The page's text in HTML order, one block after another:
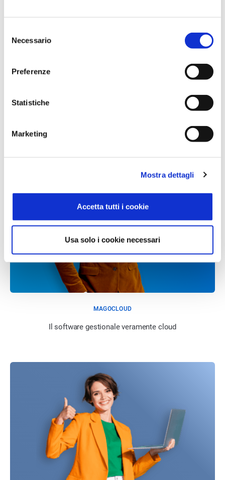
delNecessario
Preferenze
Statistiche
Marketing
Mostra dettagli
Accetta tutti i cookie
Usa solo i cookie necessari
Un solo ERP per tutte le esigenze aziendali
MAGOCLOUD
Il software gestionale veramente cloud